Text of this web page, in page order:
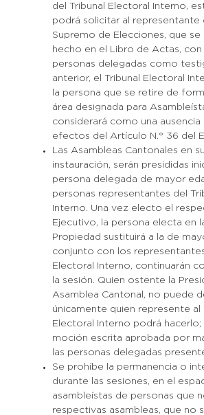
del Tribunal Electoral Interno,
podrá solicitar al representante
Supremo de Elecciones, que se
hecho en el Libro de Actas,
personas delegadas como
anterior, el Tribunal Electoral
la persona que se retire de
área designada para
considerará como una ausencia
efectos del Artículo N.° 36 del
Las Asambleas Cantonales en
instauración, serán presididas
persona delegada de mayor
personas representantes del
Interno. Una vez electo el
Ejecutivo, la persona electa en
Propiedad sustituirá a la de
conjunto con los representantes
Electoral Interno, continuarán
la sesión. Quien ostente la
Asamblea Cantonal, no puede
únicamente quien represente al
Electoral Interno podrá hacerlo;
moción escrita aprobada por
las personas delegadas
Se prohíbe la permanencia o
durante las sesiones, en el
asambleístas de personas que
respectivas asambleas, que no